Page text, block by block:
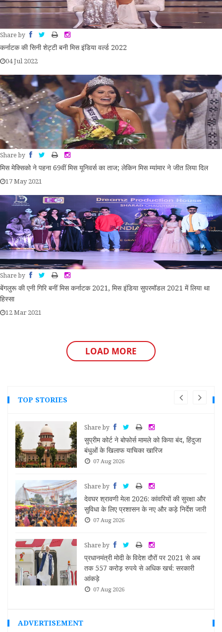
Share by
कर्नाटक की सिनी शेट्टी बनी मिस इंडिया वर्ल्ड 2022
04 Jul 2022
Share by
मिस मेक्सिको ने पहना 69वीं मिस यूनिवर्स का ताज; लेकिन मिस म्यांमार ने जीत लिया दिल
17 May 2021
Share by
बेंगलुरू की एनी गिरि बनीं मिस कर्नाटक 2021, मिस इंडिया सुपरमॉडल 2021 में लिया था
हिस्सा
12 Mar 2021
LOAD MORE
TOP STORIES
Share by
सुप्रीम कोर्ट ने बोफोर्स मामले को किया बंद, हिंदुजा
बंधुओं के खिलाफ याचिका खारिज
07 Aug 2026
Share by
देवघर श्रावणी मेला 2026: कांवरियों की सुरक्षा और
सुविधा के लिए प्रशासन के नए और कड़े निर्देश जारी
07 Aug 2026
Share by
प्रधानमंत्री मोदी के विदेश दौरों पर 2021 से अब
तक 557 करोड़ रुपये से अधिक खर्च: सरकारी
आंकड़े
07 Aug 2026
ADVERTISEMENT